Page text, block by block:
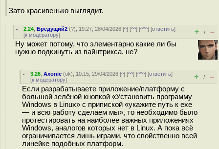
Зато красивенько выглядит.
2.24 ,Бредущий2 (?), 19:27, 28/04/2026 [^] [^^] [^^^] [ответить]
[к модератору] + / –
Ну может потому, что элементарно какие ли бы
нужно подкинуть из вайнтрикса, не?
3.26 ,Axonic (ok), 10:15, 29/04/2026 [^] [^^] [^^^] [ответить]
[к модератору] + / –
Если разрабатываете приложение/платформу с
большой зелёной кнопкой «Установить программу
Windows в Linux» с припиской «укажите путь к exe
— и всю работу сделаем мы», то необходимо было
протестировать на наиболее важных приложениях
Windows, аналогов которых нет в Linux. А пока всё
ограничивается лишь играми, что свойственно всей
линейке подобных платформ.